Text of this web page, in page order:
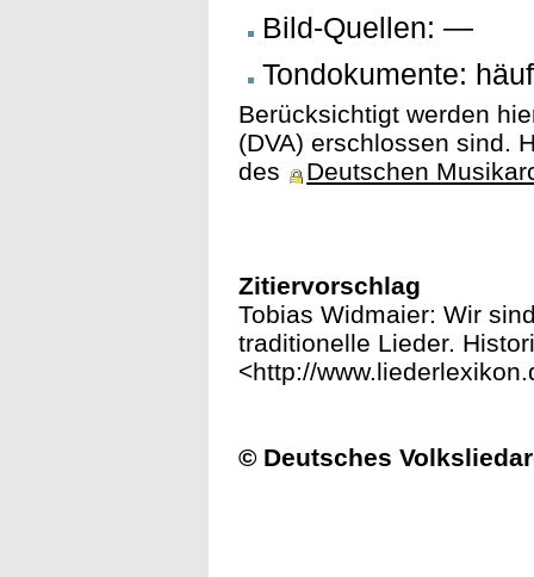
Bild-Quellen: —
Tondokumente:
Berücksichtigt werden
(DVA) erschlossen sind.
des
Deutschen
Zitiervorschlag
Tobias Widmaier: Wir
traditionelle Lieder.
<http://
© Deutsches